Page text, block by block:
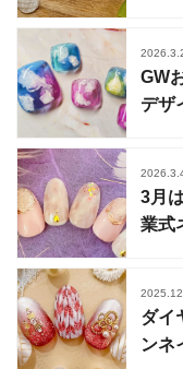
GW
デザ
3月
業式
ダイ
ンネ